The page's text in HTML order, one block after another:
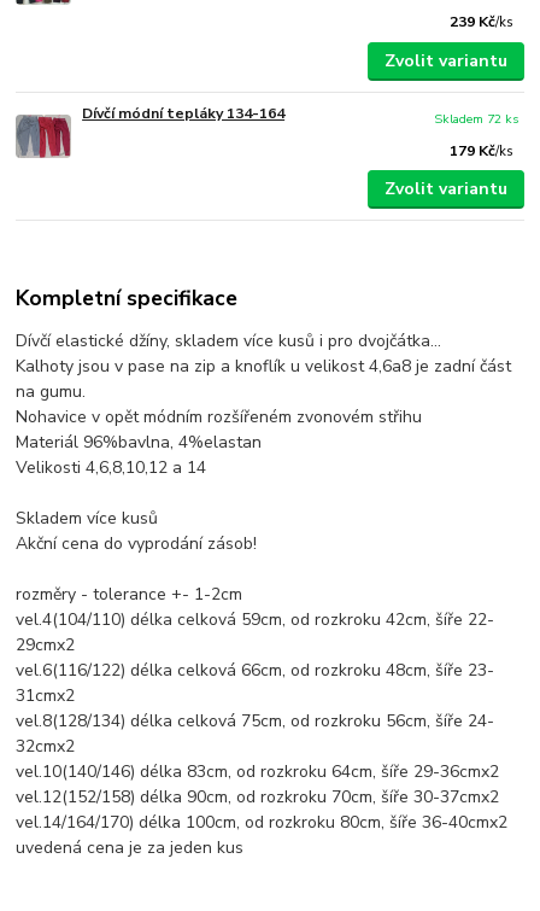
239 Kč/ks
Zvolit variantu
Dívčí módní tepláky 134-164
179 Kč/ks
Skladem 72 ks
Zvolit variantu
Kompletní specifikace
Dívčí elastické džíny, skladem více kusů i pro dvojčátka...
Kalhoty jsou v pase na zip a knoflík u velikost 4,6a8 je zadní část
na gumu.
Nohavice v opět módním rozšířeném zvonovém střihu
Materiál 96%bavlna, 4%elastan
Velikosti 4,6,8,10,12 a 14
Skladem více kusů
Akční cena do vyprodání zásob!
rozměry - tolerance +- 1-2cm
vel.4(104/110) délka celková 59cm, od rozkroku 42cm, šíře 22-
29cmx2
vel.6(116/122) délka celková 66cm, od rozkroku 48cm, šíře 23-
31cmx2
vel.8(128/134) délka celková 75cm, od rozkroku 56cm, šíře 24-
32cmx2
vel.10(140/146) délka 83cm, od rozkroku 64cm, šíře 29-36cmx2
vel.12(152/158) délka 90cm, od rozkroku 70cm, šíře 30-37cmx2
vel.14/164/170) délka 100cm, od rozkroku 80cm, šíře 36-40cmx2
uvedená cena je za jeden kus